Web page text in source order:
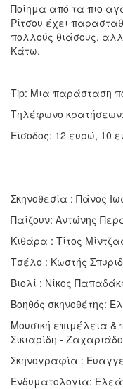
Ποίημα από τα πιο
Ρίτσου έχει
πολλούς θιάσους,
Κάτω.
Tip: Μια παράσταση
Τηλέφωνο
Είσοδος: 12 ευρώ, 10
Σκηνοθεσία : Πάνος
Παίζουν: Αντώνης
Κιθάρα : Τίτος
Τσέλο : Κωστής
Βιολί : Νίκος
Βοηθός σκηνοθέτης:
Μουσική επιμέλεια &
Σικιαρίδη -
Σκηνογραφία :
Ενδυματολογία: